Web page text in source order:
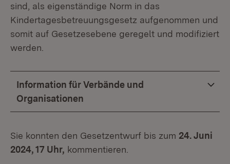
sind, als eigenständige Norm in das
Kindertagesbetreuungsgesetz aufgenommen und
somit auf Gesetzesebene geregelt und modifiziert
werden.
Information für Verbände und
Organisationen
Sie konnten den Gesetzentwurf bis zum 24. Juni
2024, 17 Uhr, kommentieren.